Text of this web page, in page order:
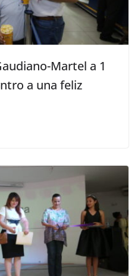
Martel a 1
a una feliz